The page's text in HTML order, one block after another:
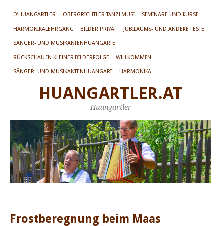
D’HUANGARTLER OBERGRICHTLER TANZLMUSI SEMINARE UND KURSE
HARMONIKALEHRGANG BILDER PRIVAT JUBILÄUMS- UND ANDERE FESTE
SÄNGER- UND MUSIKANTENHUANGARTE
RÜCKSCHAU IN KLEINER BILDERFOLGE WILLKOMMEN
SÄNGER- UND MUSIKANTENHUANGART HARMONIKA
HUANGARTLER.AT
Huangartler
Frostberegnung beim Maas